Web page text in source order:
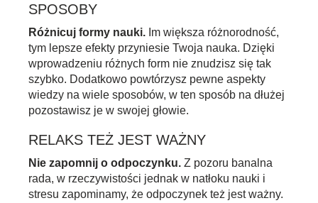
SPOSOBY
Różnicuj formy nauki. Im większa różnorodność,
tym lepsze efekty przyniesie Twoja nauka. Dzięki
wprowadzeniu różnych form nie znudzisz się tak
szybko. Dodatkowo powtórzysz pewne aspekty
wiedzy na wiele sposobów, w ten sposób na dłużej
pozostawisz je w swojej głowie.
RELAKS TEŻ JEST WAŻNY
Nie zapomnij o odpoczynku. Z pozoru banalna
rada, w rzeczywistości jednak w natłoku nauki i
stresu zapominamy, że odpoczynek też jest ważny.